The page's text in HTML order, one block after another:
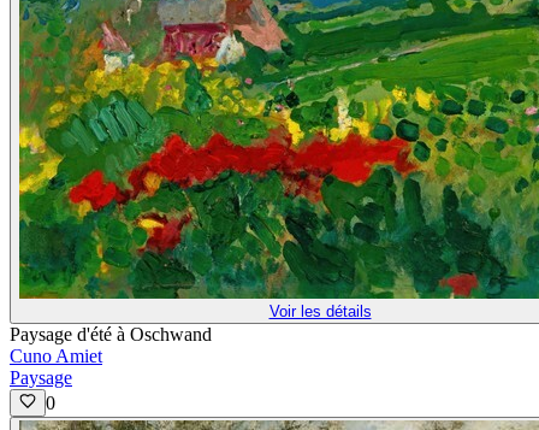
Voir les détails
Paysage d'été à Oschwand
Cuno Amiet
Paysage
0